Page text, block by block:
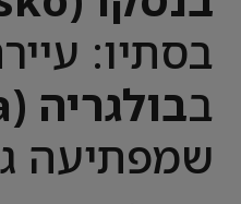
בסתיו:
בבולגריה (Bulgaria)
שמפתיעה